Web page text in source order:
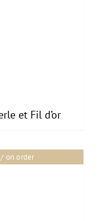
et Fil d’or
on order